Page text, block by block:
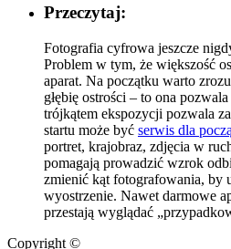
Przeczytaj:
Fotografia cyfrowa jeszcze
Problem w tym, że większość
aparat. Na początku warto
głębię ostrości – to ona
trójkątem ekspozycji pozwala
startu może być serwis dla
portret, krajobraz, zdjęcia w
pomagają prowadzić wzrok
zmienić kąt fotografowania, by
wyostrzenie. Nawet darmowe
przestają wyglądać
Copyright ©